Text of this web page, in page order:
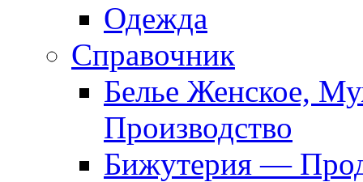
Одежда
Справочник
Белье Женское,
Производство
Бижутерия —